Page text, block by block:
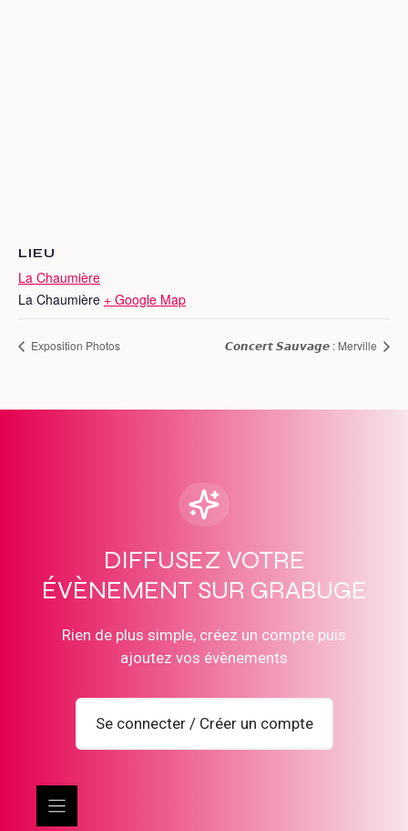
LIEU
La Chaumière
La Chaumière + Google Map
Exposition Photos 𝘾𝙤𝙣𝙘𝙚𝙧𝙩 𝙎𝙖𝙪𝙫𝙖𝙜𝙚 : Merville
DIFFUSEZ VOTRE
ÉVÈNEMENT SUR GRABUGE
Rien de plus simple, créez un compte puis
ajoutez vos évènements
Se connecter / Créer un compte